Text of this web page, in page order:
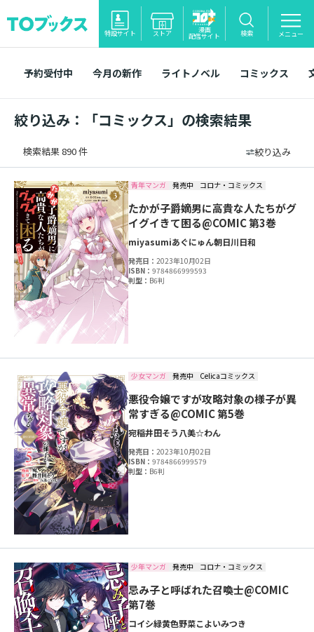
特設サイト ストア 漫画
配信サイト 検索 メニュー
予約受付中 今月の新作 ライトノベル コミックス
絞り込み：「コミックス」の検索結果
検索結果 890 件 絞り込み
青年マンガ 発売中 コロナ・コミックス
たかが子爵嫡男に高貴な人たちがグ
イグイきて困る@COMIC 第3巻
miyasumiあぐにゅん朝日川日和
発売日：2023年10月02日
ISBN：9784866999593
判型： B6判
少女マンガ 発売中 Celicaコミックス
悪役令嬢ですが攻略対象の様子が異
常すぎる@COMIC 第5巻
宛稲井田そう 八美☆わん
発売日：2023年10月02日
ISBN：9784866999579
判型： B6判
少年マンガ 発売中 コロナ・コミックス
忌み子と呼ばれた召喚士@COMIC
第7巻
コイシ緑黄色野菜こよいみつき